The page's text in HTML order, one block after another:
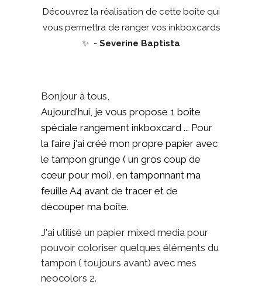
Découvrez la réalisation de cette boîte qui
vous permettra de ranger vos inkboxcards
✨ - Severine Baptista
Bonjour à tous,
Aujourd'hui, je vous propose 1 boîte
spéciale rangement inkboxcard ... Pour
la faire j'ai créé mon propre papier avec
le tampon grunge ( un gros coup de
cœur pour moi), en tamponnant ma
feuille A4 avant de tracer et de
découper ma boîte.
J'ai utilisé un papier mixed media pour
pouvoir coloriser quelques éléments du
tampon ( toujours avant) avec mes
neocolors 2.